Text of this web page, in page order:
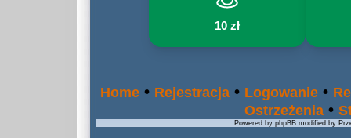
10 zł
Home • Rejestracja • Logowanie •
Ostrzeżenia •
Powered by phpBB modified by